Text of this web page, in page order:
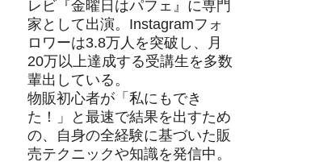
レビ『金曜日はパフェ』に専門
家として出演。Instagramフォ
ロワーは3.8万人を突破し、月
20万以上達成する受講生を多数
輩出している。
物販初心者が「私にもでき
た！」と最速で結果を出すため
の、自身の全経験に基づいた販
売テクニックや知識を発信中。